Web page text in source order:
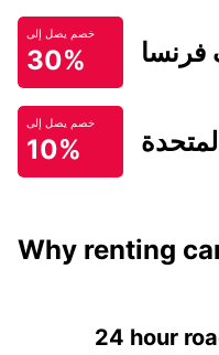
خصم يصل إلى
30% فرنسا
خصم يصل إلى
10%
Why renting
24 hour